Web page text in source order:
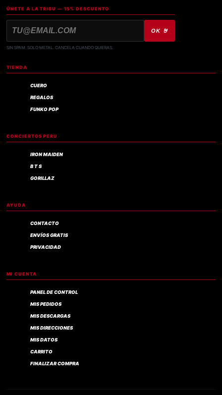
ÚNETE A LA TRIBU — 15% DESCUENTO
OK 🤘
SIN SPAM. SOLO METAL. CANCELA CUANDO QUIERAS.
TIENDA
CUERO
REGALOS
FUNKO POP
CONCIERTOS PERU
IRON MAIDEN
B T S
GORILLAZ
AYUDA
CONTACTO
ENVÍOS GRATIS
PRIVACIDAD
MI CUENTA
PANEL DE CONTROL
MIS PEDIDOS
MIS DESCARGAS
MIS DIRECCIONES
MIS DATOS
CARRITO
FINALIZAR COMPRA